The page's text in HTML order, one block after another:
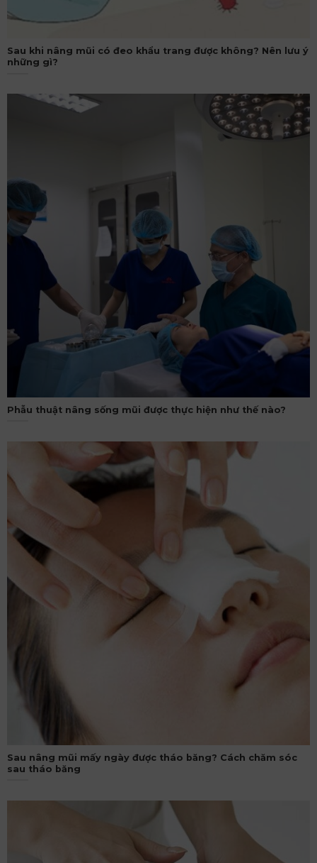
Sau khi nâng mũi có đeo khẩu trang được không? Nên lưu ý
những gì?
Phẫu thuật nâng sống mũi được thực hiện như thế nào?
Sau nâng mũi mấy ngày được tháo băng? Cách chăm sóc
sau tháo băng